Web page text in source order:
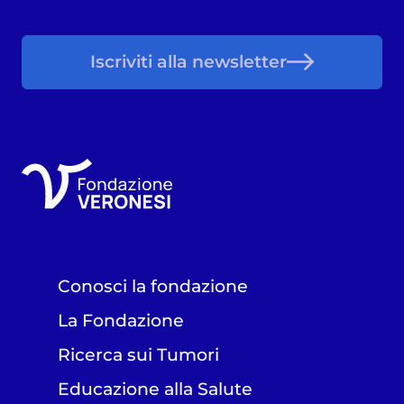
Iscriviti alla newsletter
Conosci la fondazione
La Fondazione
Ricerca sui Tumori
Educazione alla Salute